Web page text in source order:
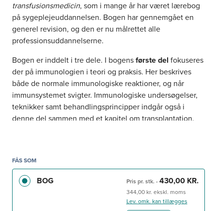
transfusionsmedicin, som i mange år har været lærebog
på sygeplejeuddannelsen. Bogen har gennemgået en
generel revision, og den er nu målrettet alle
professionsuddannelserne.
Bogen er inddelt i tre dele. I bogens første del fokuseres
der på immunologien i teori og praksis. Her beskrives
både de normale immunologiske reaktioner, og når
immunsystemet svigter. Immunologiske undersøgelser,
teknikker samt behandlingsprincipper indgår også i
denne del sammen med et kapitel om transplantation.
undersøgelser, og efterfølgende er der kapitler om
blodets vej fra donor til patient, om
transfusionskomplikationer og deres behandling samt et
kapitel om blodovervågning og smitteopsporing i
forbindelse med transfusionsoverførte sygdomme. Som
FÅS SOM
BOG Pris pr. stk. - 430,00 KR.
344,00 kr. ekskl. moms
Lev. omk. kan tillægges